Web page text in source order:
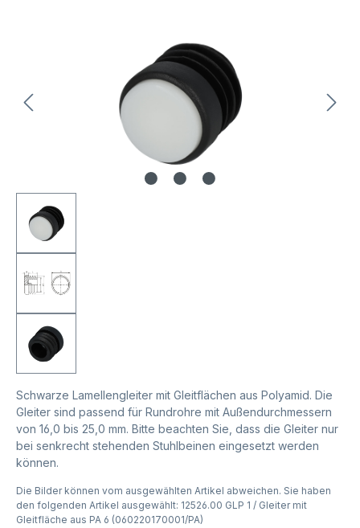
Schwarze Lamellengleiter mit Gleitflächen aus Polyamid. Die
Gleiter sind passend für Rundrohre mit Außendurchmessern
von 16,0 bis 25,0 mm. Bitte beachten Sie, dass die Gleiter nur
bei senkrecht stehenden Stuhlbeinen eingesetzt werden
können.
Die Bilder können vom ausgewählten Artikel abweichen. Sie haben
den folgenden Artikel ausgewählt: 12526.00 GLP 1 / Gleiter mit
Gleitfläche aus PA 6 (060220170001/PA)